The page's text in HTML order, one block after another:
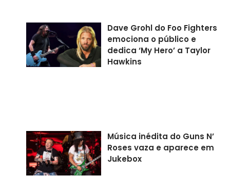
Dave Grohl do Foo Fighters
emociona o público e
dedica ‘My Hero’ a Taylor
Hawkins
Música inédita do Guns N’
Roses vaza e aparece em
Jukebox